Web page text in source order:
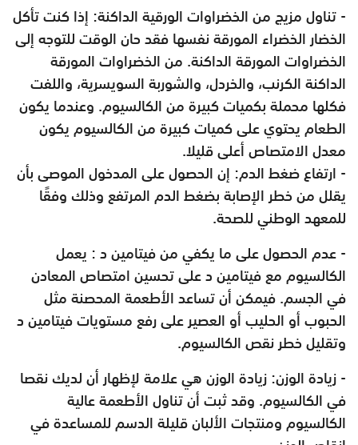
- تناول مزيج من الخضراوات الورقية الداكنة: إذا كنت تأكل
الخضار الخضراء المورقة نفسها فقد حان الوقت للتوجه إلى
الخضراوات المورقة الداكنة. من الخضراوات المورقة
الداكنة الكرنب، والخردل، والشوربة السويسرية، واللفت
فكلها محملة بكميات كبيرة من الكالسيوم. وعندما يكون
الطعام يحتوي على كميات كبيرة من الكالسيوم يكون
معدل الامتصاص أعلى قليلا.
- ارتفاع ضغط الدم: إن الحصول على المدخول الموصى بأن
يقلل من خطر الإصابة بضغط الدم المرتفع وذلك وفقًا
للمعهد الوطني للصحة.
- عدم الحصول على ما يكفي من فيتامين د : يعمل
الكالسيوم مع فيتامين د على تحسين امتصاص المعادن
في الجسم. فيمكن أن تساعد الأطعمة المحصنة مثل
الحبوب أو الحليب أو العصير على رفع مستويات فيتامين د
وتقليل خطر نقص الكالسيوم.
- زيادة الوزن: زيادة الوزن هي علامة لإظهار أن لديك نقصا
في الكالسيوم. وقد ثبت أن تناول الأطعمة عالية
الكالسيوم ومنتجات الألبان قليلة الدسم للمساعدة في